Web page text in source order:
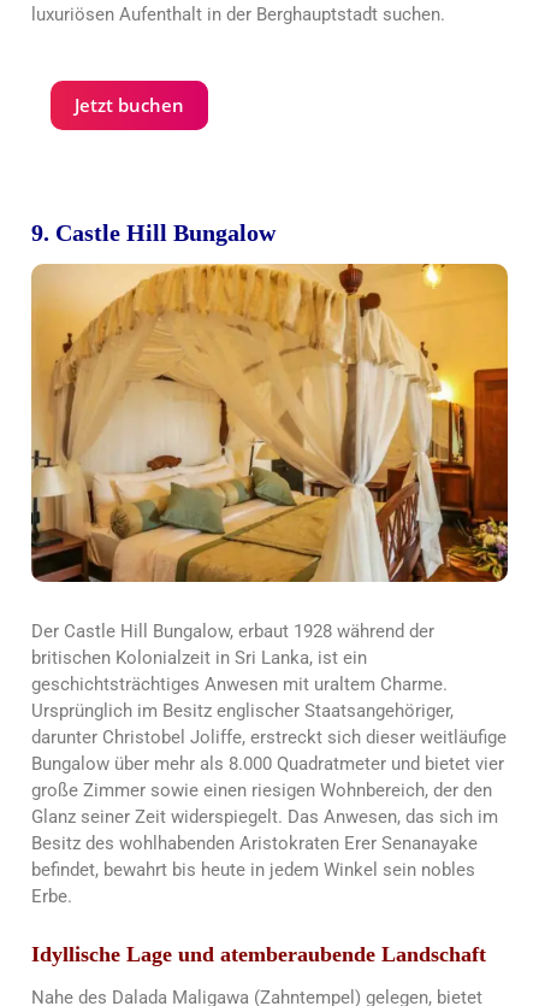
luxuriösen Aufenthalt in der Berghauptstadt suchen.
Jetzt buchen
9. Castle Hill Bungalow
Der Castle Hill Bungalow, erbaut 1928 während der
britischen Kolonialzeit in Sri Lanka, ist ein
geschichtsträchtiges Anwesen mit uraltem Charme.
Ursprünglich im Besitz englischer Staatsangehöriger,
darunter Christobel Joliffe, erstreckt sich dieser weitläufige
Bungalow über mehr als 8.000 Quadratmeter und bietet vier
große Zimmer sowie einen riesigen Wohnbereich, der den
Glanz seiner Zeit widerspiegelt. Das Anwesen, das sich im
Besitz des wohlhabenden Aristokraten Erer Senanayake
befindet, bewahrt bis heute in jedem Winkel sein nobles
Erbe.
Idyllische Lage und atemberaubende Landschaft
Nahe des Dalada Maligawa (Zahntempel) gelegen, bietet